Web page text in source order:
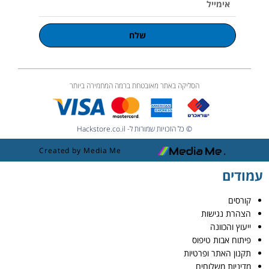
שלח
הסליקה באתר מאובטחת ברמה המחמירה ביותר
© כל הזכויות שמורות ל- Hackstore.co.il
Created by Media Me
עמודים
קורסים
הצהרת נגישות
ייעוץ והכוונה
פיתוח אבות טיפוס
תקנון האתר ופרטיות
מדיניות משלוחים